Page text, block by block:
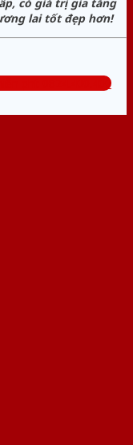
lai tốt đẹp hơn!
phí: 0824.400.400